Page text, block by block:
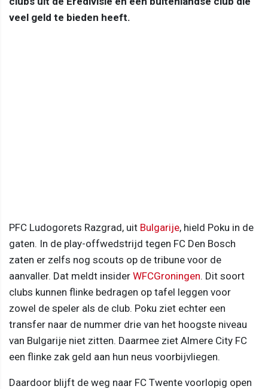
veel geld te bieden heeft.
PFC Ludogorets Razgrad, uit Bulgarije, hield Poku in de
gaten. In de play-offwedstrijd tegen FC Den Bosch
zaten er zelfs nog scouts op de tribune voor de
aanvaller. Dat meldt insider WFCGroningen. Dit soort
clubs kunnen flinke bedragen op tafel leggen voor
zowel de speler als de club. Poku ziet echter een
transfer naar de nummer drie van het hoogste niveau
van Bulgarije niet zitten. Daarmee ziet Almere City FC
een flinke zak geld aan hun neus voorbijvliegen.
Daardoor blijft de weg naar FC Twente voorlopig open